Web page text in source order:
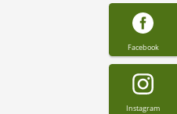
Facebook
Instagram